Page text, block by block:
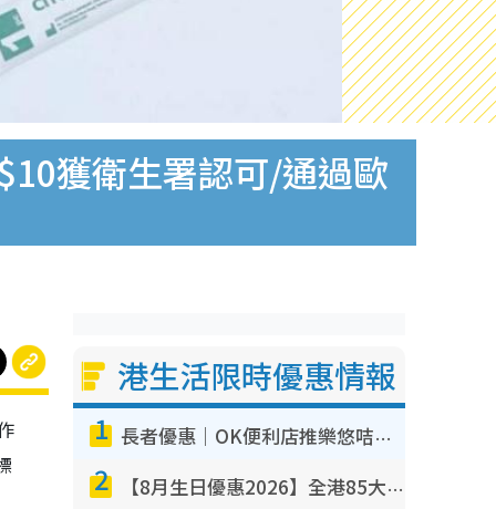
獲衛生署認可/通過歐
港生活限時優惠情報
1 長者優惠｜OK便利店推樂悠咭優惠！買麵包/牛奶/保健品拍卡即減
2 【8月生日優惠2026】全港85大食買玩著數攻略 自助餐/火鍋放題同行免費＋誠品/DONKI送現金券